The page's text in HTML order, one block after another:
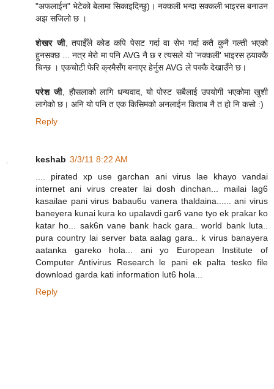
"अफलाईन" भेटेको बेलामा सिकाइदिन्छु)। नक्कली भन्दा सक्कली भाइरस बनाउन
अझ सजिलो छ ।
शेखर जी, तपाईँले कोड कपि पेसट गर्दा वा सेभ गर्दा कतै कुनै गल्ती भएको
हुनसक्छ ... नत्र मेरो मा पनि AVG नै छ र त्यसले यो 'नक्कली' भाइरस ठ्याक्कै
चिन्छ । एकचोटी फेरि क्रमैसँग बनाएर हेर्नुस AVG ले पक्कै देखाउँने छ।
परेश जी , हौसलाको लागि धन्यवाद, यो पोस्ट सबैलाई उपयोगी भएकोमा खुशी
लागेको छ। अनि यो पनि त एक किसिमको अनलाईन किताब नै त हो नि कसो :)
Reply
keshab 3/3/11 8:22 AM
.... pirated xp use garchan ani virus lae khayo vandai
internet ani virus creater lai dosh dinchan... mailai lag6
kasailae pani virus babau6u vanera thaldaina...... ani virus
baneyera kunai kura ko upalavdi gar6 vane tyo ek prakar ko
katar ho... sak6n vane bank hack gara.. world bank luta..
pura country lai server bata aalag gara.. k virus banayera
aatanka gareko hola... ani yo European Institute of
Computer Antivirus Research le pani ek palta tesko file
download garda kati information lut6 hola...
Reply